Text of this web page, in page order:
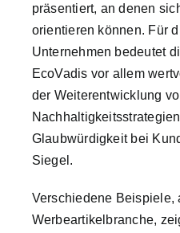
präsentiert, an denen
orientieren können. Für
Unternehmen bedeutet
EcoVadis vor allem
der Weiterentwicklung
Glaubwürdigkeit bei
Siegel.
Verschiedene Beispiele,
Werbeartikelbranche,